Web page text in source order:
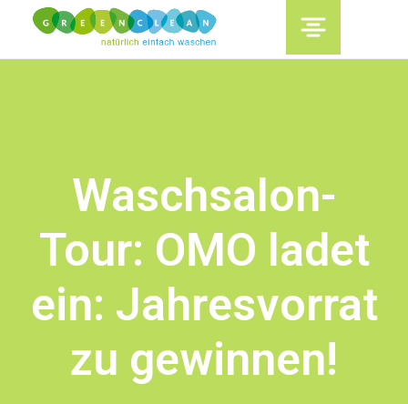
content
Waschsalon-
Tour: OMO ladet
ein: Jahresvorrat
zu gewinnen!